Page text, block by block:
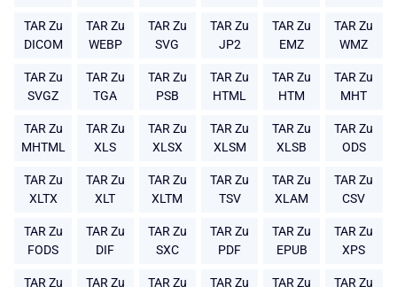
TAR Zu
DICOM
TAR Zu
WEBP
TAR Zu
SVG
TAR Zu
JP2
TAR Zu
EMZ
TAR Zu
WMZ
TAR Zu
SVGZ
TAR Zu
TGA
TAR Zu
PSB
TAR Zu
HTML
TAR Zu
HTM
TAR Zu
MHT
TAR Zu
MHTML
TAR Zu
XLS
TAR Zu
XLSX
TAR Zu
XLSM
TAR Zu
XLSB
TAR Zu
ODS
TAR Zu
XLTX
TAR Zu
XLT
TAR Zu
XLTM
TAR Zu
TSV
TAR Zu
XLAM
TAR Zu
CSV
TAR Zu
FODS
TAR Zu
DIF
TAR Zu
SXC
TAR Zu
PDF
TAR Zu
EPUB
TAR Zu
XPS
TAR Zu
TAR Zu
TAR Zu
TAR Zu
TAR Zu
TAR Zu